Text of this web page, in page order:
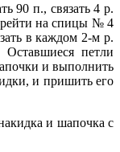
90 п., связать 4 р.
на спицы № 4
в каждом 2-м р.
петли
и выполнить
и пришить его
и шапочка с